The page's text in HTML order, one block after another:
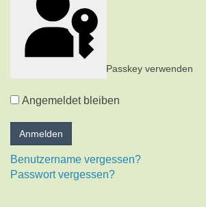
Passkey verwenden
Angemeldet bleiben
Benutzername vergessen?
Passwort vergessen?